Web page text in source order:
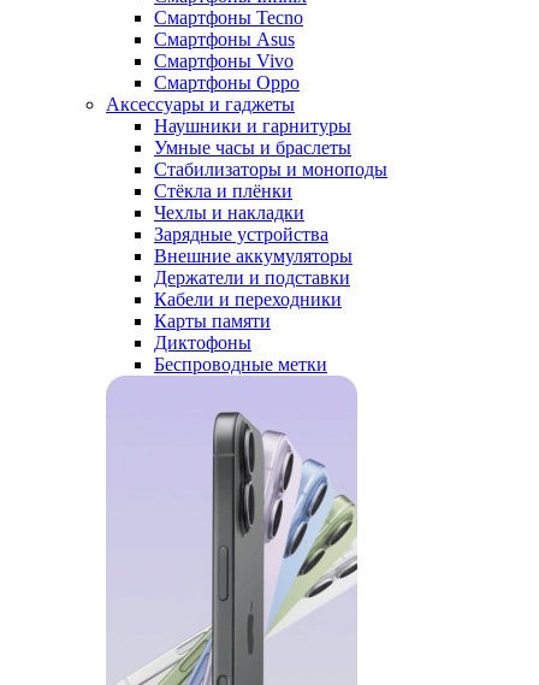
Смартфоны Tecno
Смартфоны Asus
Смартфоны Vivo
Смартфоны Oppo
Аксессуары и гаджеты
Наушники и гарнитуры
Умные часы и браслеты
Стабилизаторы и моноподы
Стёкла и плёнки
Чехлы и накладки
Зарядные устройства
Внешние аккумуляторы
Держатели и подставки
Кабели и переходники
Карты памяти
Диктофоны
Беспроводные метки